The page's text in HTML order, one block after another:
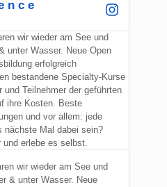
n c e
wir wieder am See und
& unter Wasser. Neue